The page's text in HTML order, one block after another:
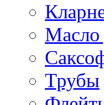
Масло
Трубы